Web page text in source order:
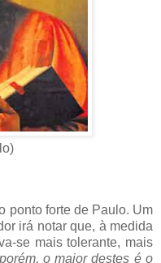
forte de Paulo. Um
irá notar que, à medida
se mais tolerante, mais
o maior destes é o